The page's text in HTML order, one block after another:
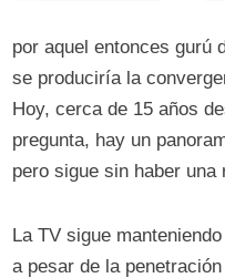
por aquel entonces gurú
se produciría la
Hoy, cerca de 15 años
pregunta, hay un
pero sigue sin haber una
La TV sigue
a pesar de la